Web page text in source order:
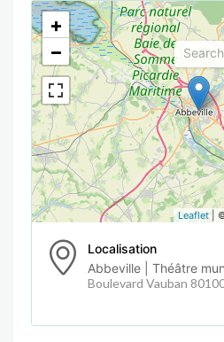
<!---->
+
−
Leaflet |
Localisation
Abbeville | Théâtre
Boulevard Vauban